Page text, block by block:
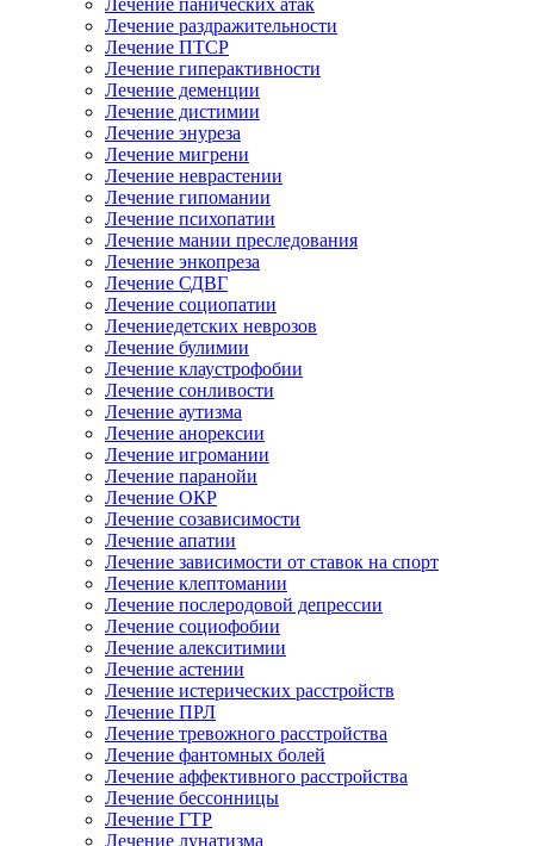
Лечение панических атак
Лечение раздражительности
Лечение ПТСР
Лечение гиперактивности
Лечение деменции
Лечение дистимии
Лечение энуреза
Лечение мигрени
Лечение неврастении
Лечение гипомании
Лечение психопатии
Лечение мании преследования
Лечение энкопреза
Лечение СДВГ
Лечение социопатии
Лечениедетских неврозов
Лечение булимии
Лечение клаустрофобии
Лечение сонливости
Лечение аутизма
Лечение анорексии
Лечение игромании
Лечение паранойи
Лечение ОКР
Лечение созависимости
Лечение апатии
Лечение зависимости от ставок на спорт
Лечение клептомании
Лечение послеродовой депрессии
Лечение социофобии
Лечение алекситимии
Лечение астении
Лечение истерических расстройств
Лечение ПРЛ
Лечение тревожного расстройства
Лечение фантомных болей
Лечение аффективного расстройства
Лечение бессонницы
Лечение ГТР
Лечение лунатизма